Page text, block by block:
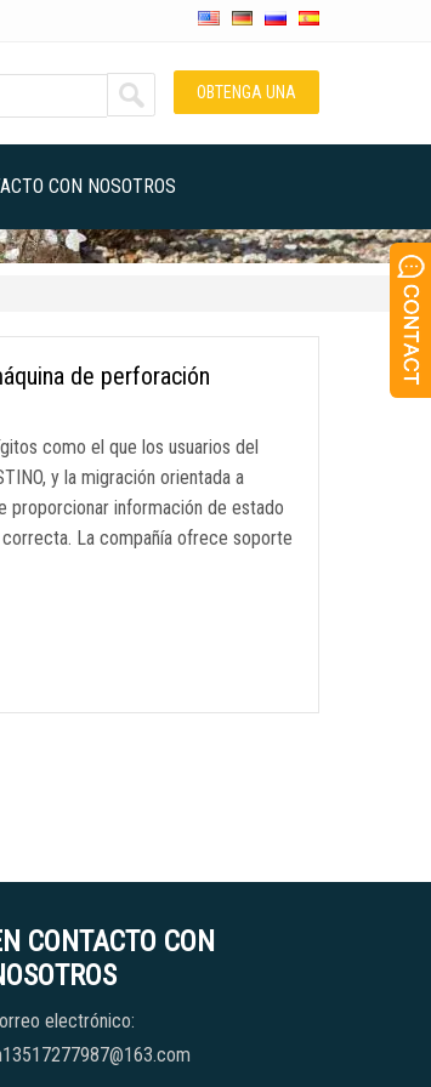
OBTENGA UNA
CON NOSOTROS
de perforación
como el que los usuarios del
y la migración orientada a
proporcionar información de estado
La compañía ofrece soporte
CONTACTO CON
electrónico: